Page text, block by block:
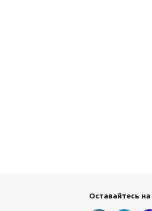
Оставайтесь на